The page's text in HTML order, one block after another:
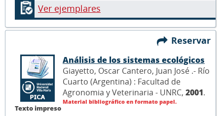
Ver ejemplares
Reservar
Texto impreso
Análisis de los sistemas ecológicos
Giayetto, Oscar Cantero, Juan José .- Río
Cuarto (Argentina) : Facultad de
Agronomia y Veterinaria - UNRC, 2001.
Material bibliográfico en formato papel.